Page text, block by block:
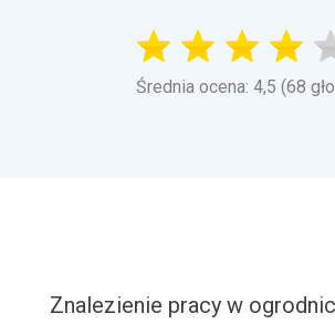
Średnia ocena: 4,5 (68
Znalezienie pracy w